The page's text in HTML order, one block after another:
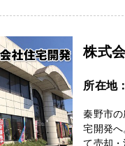
株式
所在地
秦野市
宅開発
て売却